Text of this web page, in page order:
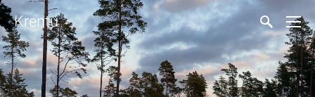
Krentu